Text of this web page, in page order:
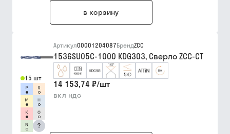
в корзину
15 шт
?
Артикул00001204087БрендZCC
1536SU05C-1000 KDG303, Сверло ZCC-CT
14 153,74 ₽/шт
вкл ндс